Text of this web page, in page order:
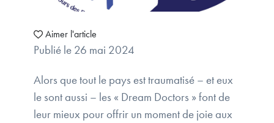
Aimer l'article
Publié le 26 mai 2024
Alors que tout le pays est traumatisé – et eux
le sont aussi – les « Dream Doctors » font de
leur mieux pour offrir un moment de joie aux